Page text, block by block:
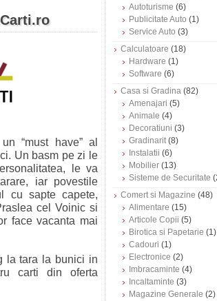
“must have” al
Un basm pe zi le
le va
iar povestile
cu sapte capete,
cel Voinic si
face vacanta mai
la tara la bunici in
carti din oferta
Autoturisme (6)
Publicitate Auto (1)
Service Auto (3)
Calculatoare (18)
Hardware (1)
Software (6)
Casa si Gradina (82)
Amenajari (5)
Animale (4)
Decoratiuni (3)
Gradinarit(8)
Instalatii (6)
Mobilier (13)
Sisteme de Securitate
Comert si Magazine (48)
Alimentare (15)
Articole Copii (5)
Birotica si Papetarie (1)
Cadouri (1)
Electronice (2)
Imbracaminte (4)
Incaltaminte (3)
Magazine Generale (2)